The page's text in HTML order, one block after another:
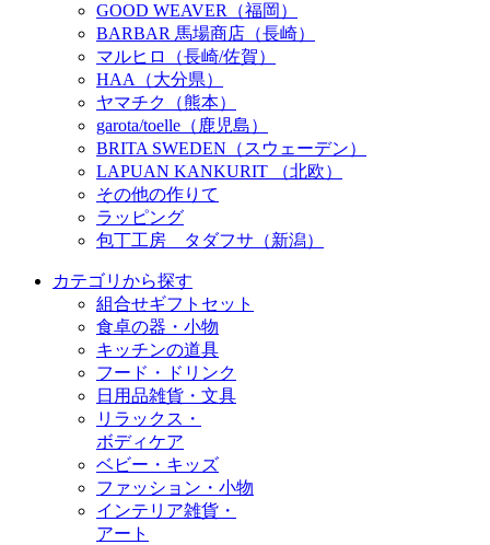
GOOD WEAVER（福岡）
BARBAR 馬場商店（長崎）
マルヒロ（長崎/佐賀）
HAA（大分県）
ヤマチク（熊本）
garota/toelle（鹿児島）
BRITA SWEDEN（スウェーデン）
LAPUAN KANKURIT （北欧）
その他の作りて
ラッピング
包丁工房 タダフサ（新潟）
カテゴリから探す
組合せギフトセット
食卓の器・小物
キッチンの道具
フード・ドリンク
日用品雑貨・文具
リラックス・
ボディケア
ベビー・キッズ
ファッション・小物
インテリア雑貨・
アート